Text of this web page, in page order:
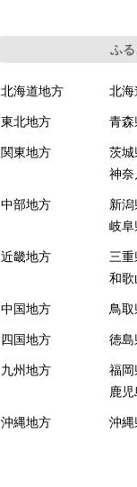
ふ
北海道地方 北海
東北地方 青森
関東地方 茨城
神奈
中部地方 新潟
岐阜
近畿地方 三重
和歌
中国地方 鳥取
四国地方 徳島
九州地方 福岡
鹿
沖縄地方 沖縄